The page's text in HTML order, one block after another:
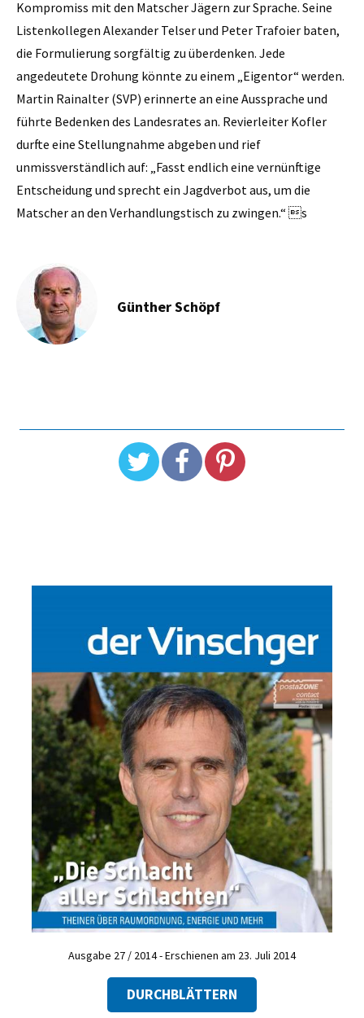
Kompromiss mit den Matscher Jägern zur Sprache. Seine
Listenkollegen Alexander Telser und Peter Trafoier baten,
die Formulierung sorgfältig zu überdenken. Jede
angedeutete Drohung könnte zu einem „Eigentor“ werden.
Martin Rainalter (SVP) erinnerte an eine Aussprache und
führte Bedenken des Landesrates an. Revierleiter Kofler
durfte eine Stellungnahme abgeben und rief
unmissverständlich auf: „Fasst endlich eine vernünftige
Entscheidung und sprecht ein Jagdverbot aus, um die
Matscher an den Verhandlungstisch zu zwingen.“ s
Günther Schöpf
Ausgabe 27 / 2014 - Erschienen am 23. Juli 2014
DURCHBLÄTTERN